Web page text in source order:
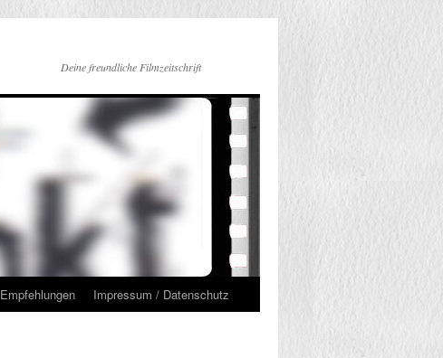
Deine freundliche Filmzeitschrift
Empfehlungen Impressum / Datenschutz